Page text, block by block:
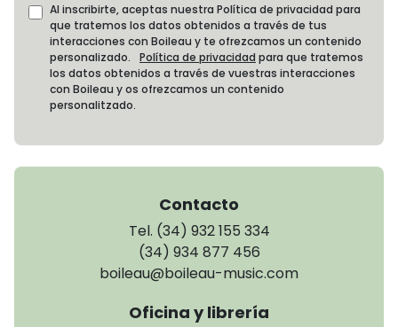
Al inscribirte, aceptas nuestra Política de privacidad para
que tratemos los datos obtenidos a través de tus
interacciones con Boileau y te ofrezcamos un contenido
personalizado. Política de privacidad para que tratemos
los datos obtenidos a través de vuestras interacciones
con Boileau y os ofrezcamos un contenido
personalitzado.
Contacto
Tel. (34) 932 155 334
(34) 934 877 456
boileau@boileau-music.com
Oficina y librería